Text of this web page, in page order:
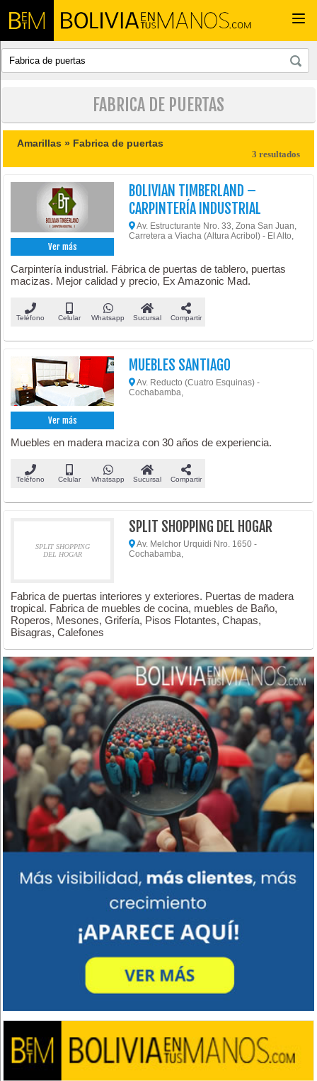
FABRICA DE PUERTAS
Amarillas » Fabrica de puertas
3 resultados
Ver más
BOLIVIAN TIMBERLAND –
CARPINTERÍA INDUSTRIAL
Av. Estructurante Nro. 33, Zona San Juan,
Carretera a Viacha (Altura Acribol) - El Alto,
Carpintería industrial. Fábrica de puertas de tablero, puertas
macizas. Mejor calidad y precio, Ex Amazonic Mad.
Teléfono Celular Whatsapp Sucursal Compartir
Ver más
MUEBLES SANTIAGO
Av. Reducto (Cuatro Esquinas) -
Cochabamba,
Muebles en madera maciza con 30 años de experiencia.
Teléfono Celular Whatsapp Sucursal Compartir
SPLIT SHOPPING
DEL HOGAR
SPLIT SHOPPING DEL HOGAR
Av. Melchor Urquidi Nro. 1650 -
Cochabamba,
Fabrica de puertas interiores y exteriores. Puertas de madera
tropical. Fabrica de muebles de cocina, muebles de Baño,
Roperos, Mesones, Grifería, Pisos Flotantes, Chapas,
Bisagras, Calefones